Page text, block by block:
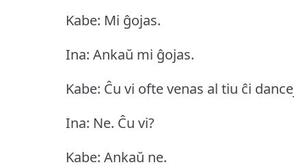
Kabe: Mi ĝojas.
Ina: Ankaŭ mi ĝojas.
Kabe: Ĉu vi ofte venas al tiu ĉi
Ina: Ne. Ĉu vi?
Kabe: Ankaŭ ne.